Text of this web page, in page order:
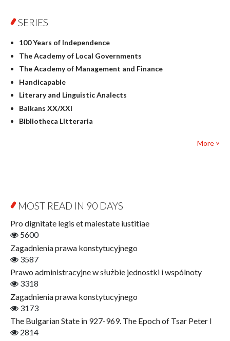
Geography
Linguistics
Judaica
Culture and art
Literary Studies
Mathematics
Pedagogy
Textbooks for foreigners
Open Access
SERIES
100 Years of Independence
The Academy of Local Governments
The Academy of Management and Finance
Handicapable
Literary and Linguistic Analects
Balkans XX/XXI
Bibliotheca Litteraria
Film! Scholars
Finance
Gerontology
Literary Interpretations
Jerzy Giedroyc and Witnesses of History
Winter of Life?
Linguistics
More ˅
MOST READ IN 90 DAYS
Pro dignitate legis et maiestate iustitiae
5600
Zagadnienia prawa konstytucyjnego
3587
Prawo administracyjne w służbie jednostki i wspólnoty
3318
Zagadnienia prawa konstytucyjnego
3173
The Bulgarian State in 927-969. The Epoch of Tsar Peter I
2814